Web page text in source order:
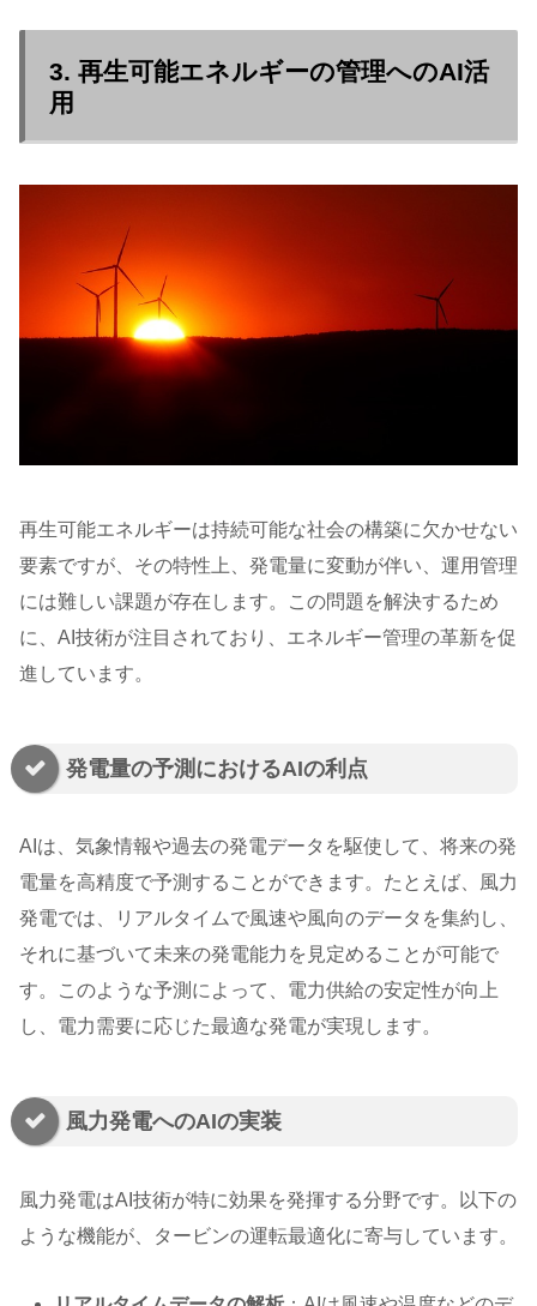
3. 再生可能エネルギーの管理へのAI活
用
再生可能エネルギーは持続可能な社会の構築に欠かせない
要素ですが、その特性上、発電量に変動が伴い、運用管理
には難しい課題が存在します。この問題を解決するため
に、AI技術が注目されており、エネルギー管理の革新を促
進しています。
発電量の予測におけるAIの利点
AIは、気象情報や過去の発電データを駆使して、将来の発
電量を高精度で予測することができます。たとえば、風力
発電では、リアルタイムで風速や風向のデータを集約し、
それに基づいて未来の発電能力を見定めることが可能で
す。このような予測によって、電力供給の安定性が向上
し、電力需要に応じた最適な発電が実現します。
風力発電へのAIの実装
風力発電はAI技術が特に効果を発揮する分野です。以下の
ような機能が、タービンの運転最適化に寄与しています。